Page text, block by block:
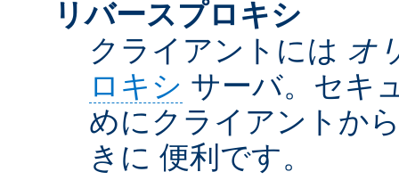
リバースプロキシ
クライアントには オ
ロキシ サーバ。セキ
めにクライアントか
きに 便利です。